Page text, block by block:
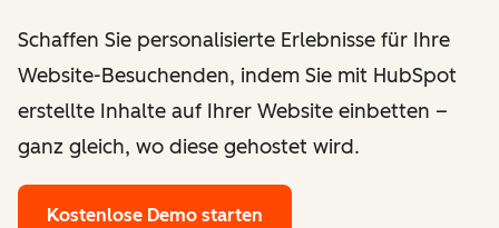
Schaffen Sie personalisierte Erlebnisse für Ihre
Website-Besuchenden, indem Sie mit HubSpot
erstellte Inhalte auf Ihrer Website einbetten –
ganz gleich, wo diese gehostet wird.
Kostenlose Demo starten